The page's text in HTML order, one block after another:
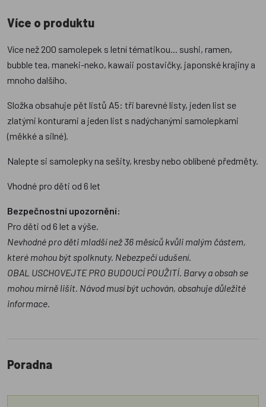
Více o produktu
Více než 200 samolepek s letní tématikou... sushi, ramen,
bubble tea, maneki-neko, kawaii postavičky, japonské krajiny a
mnoho dalšího.
Složka obsahuje pět listů A5: tři barevné listy, jeden list se
zlatými konturami a jeden list s nadýchanými samolepkami
(měkké a silné).
Nalepte si samolepky na sešity, kresby nebo oblíbené předměty.
Vhodné pro děti od 6 let
Bezpečnostní upozornění:
Pro děti od 6 let a výše.
Nevhodné pro děti mladší než 36 měsíců kvůli malým částem,
které mohou být spolknuty. Nebezpečí udušení.
OBAL USCHOVEJTE PRO BUDOUCÍ POUŽITÍ. Barvy a obsah se
mohou mírně lišit. Návod musí být uchován, obsahuje důležité
informace.
Poradna